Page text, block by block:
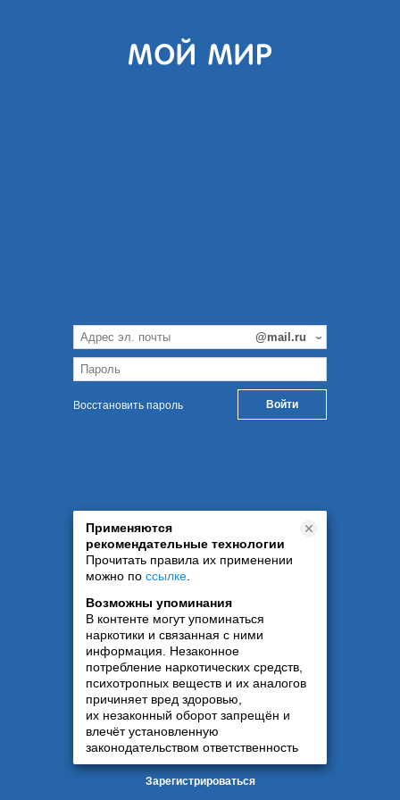
Восстановить пароль
Применяются
рекомендательные технологии
Прочитать правила их применении
можно по ссылке
Возможны упоминания
В контенте могут упоминаться
наркотики и связанная с ними
информация. Незаконное
потребление наркотических средств,
психотропных веществ и их аналогов
причиняет вред здоровью,
их незаконный оборот запрещён и
влечёт установленную
законодательством ответственность
Зарегистрироваться